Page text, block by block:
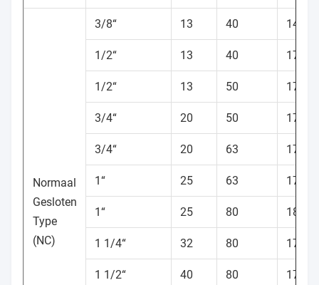
Normaal
Gesloten
Type
(NC)
3/8“ 13 40
1/2“ 13 40
1/2“ 13 50
3/4“ 20 50
3/4“ 20 63
1“ 25 63
1“ 25 80
1 1/4“ 32 80
1 1/2“ 40 80